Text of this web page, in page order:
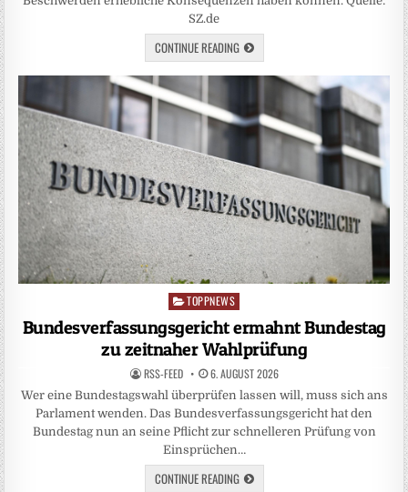
SZ.de
CONTINUE READING
Posted
TOPPNEWS
Bundesverfassungsgericht ermahnt Bundestag
zu zeitnaher Wahlprüfung
RSS-FEED 6. AUGUST 2026
Wer eine Bundestagswahl überprüfen lassen will, muss sich ans
Parlament wenden. Das Bundesverfassungsgericht hat den
Bundestag nun an seine Pflicht zur schnelleren Prüfung von
Einsprüchen…
CONTINUE READING